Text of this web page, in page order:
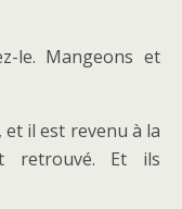
le. Mangeons et
il est revenu à la
Et ils